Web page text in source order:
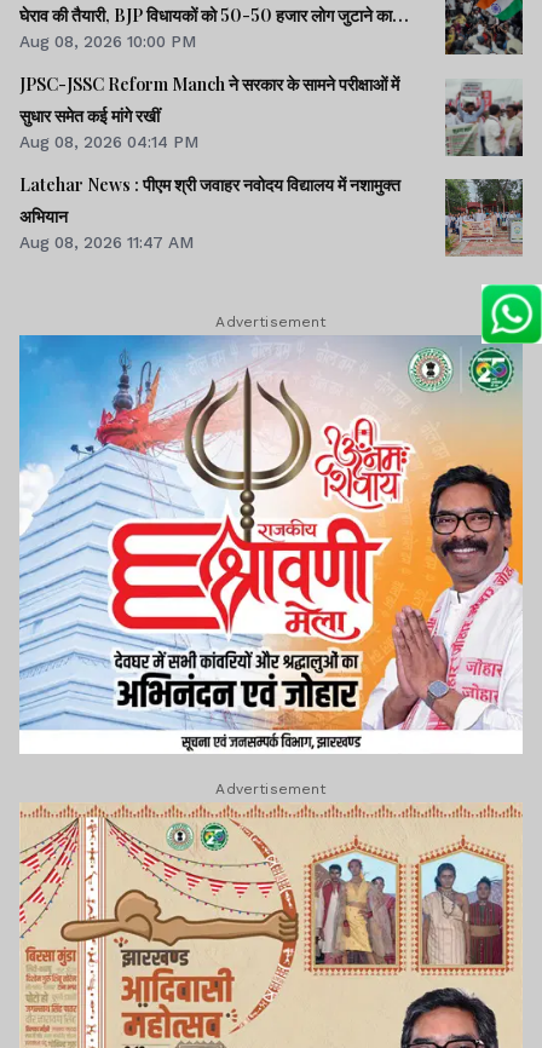
घेराव की तैयारी, BJP विधायकों को 50-50 हजार लोग जुटाने का
टास्क
Aug 08, 2026 10:00 PM
JPSC-JSSC Reform Manch ने सरकार के सामने परीक्षाओं में
सुधार समेत कई मांगे रखीं
Aug 08, 2026 04:14 PM
Latehar News : पीएम श्री जवाहर नवोदय विद्यालय में नशामुक्‍त
अभियान
Aug 08, 2026 11:47 AM
Advertisement
Advertisement